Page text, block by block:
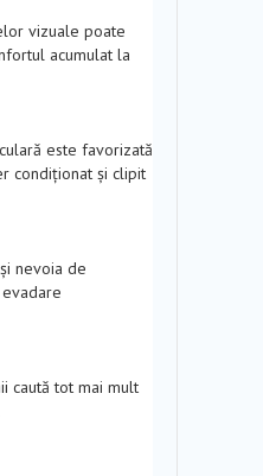
vizuale poate
acumulat la
este favorizată
condiționat și clipit
nevoia de
caută tot mai mult